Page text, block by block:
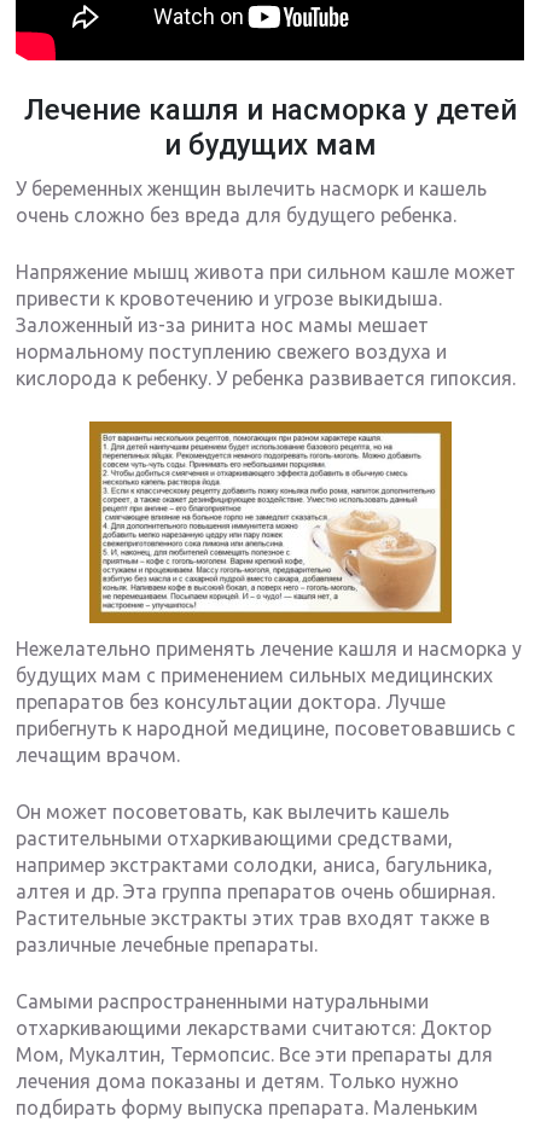
Лечение кашля и насморка у детей
и будущих мам
У беременных женщин вылечить насморк и кашель
очень сложно без вреда для будущего ребенка.
Напряжение мышц живота при сильном кашле может
привести к кровотечению и угрозе выкидыша.
Заложенный из-за ринита нос мамы мешает
нормальному поступлению свежего воздуха и
кислорода к ребенку. У ребенка развивается гипоксия.
Нежелательно применять лечение кашля и насморка у
будущих мам с применением сильных медицинских
препаратов без консультации доктора. Лучше
прибегнуть к народной медицине, посоветовавшись с
лечащим врачом.
Он может посоветовать, как вылечить кашель
растительными отхаркивающими средствами,
например экстрактами солодки, аниса, багульника,
алтея и др. Эта группа препаратов очень обширная.
Растительные экстракты этих трав входят также в
различные лечебные препараты.
Самыми распространенными натуральными
отхаркивающими лекарствами считаются: Доктор
Мом, Мукалтин, Термопсис. Все эти препараты для
лечения дома показаны и детям. Только нужно
подбирать форму выпуска препарата. Маленьким